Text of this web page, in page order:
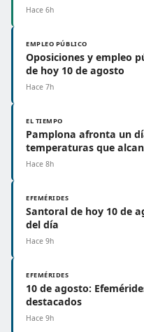
Hace 6h
EMPLEO PÚBLICO
Oposiciones y empleo
de hoy 10 de agosto
Hace 7h
EL TIEMPO
Pamplona afronta un
temperaturas que
Hace 8h
EFEMÉRIDES
Santoral de hoy 10 de
del día
Hace 9h
EFEMÉRIDES
10 de agosto:
destacados
Hace 9h